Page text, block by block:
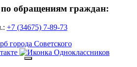
обращениям граждан:
+7 (34675) 7-89-73